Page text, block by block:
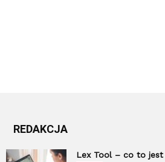
REDAKCJA
Lex Tool – co to